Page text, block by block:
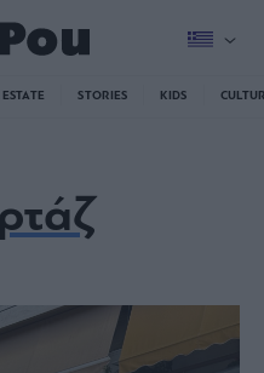
STORIES KIDS